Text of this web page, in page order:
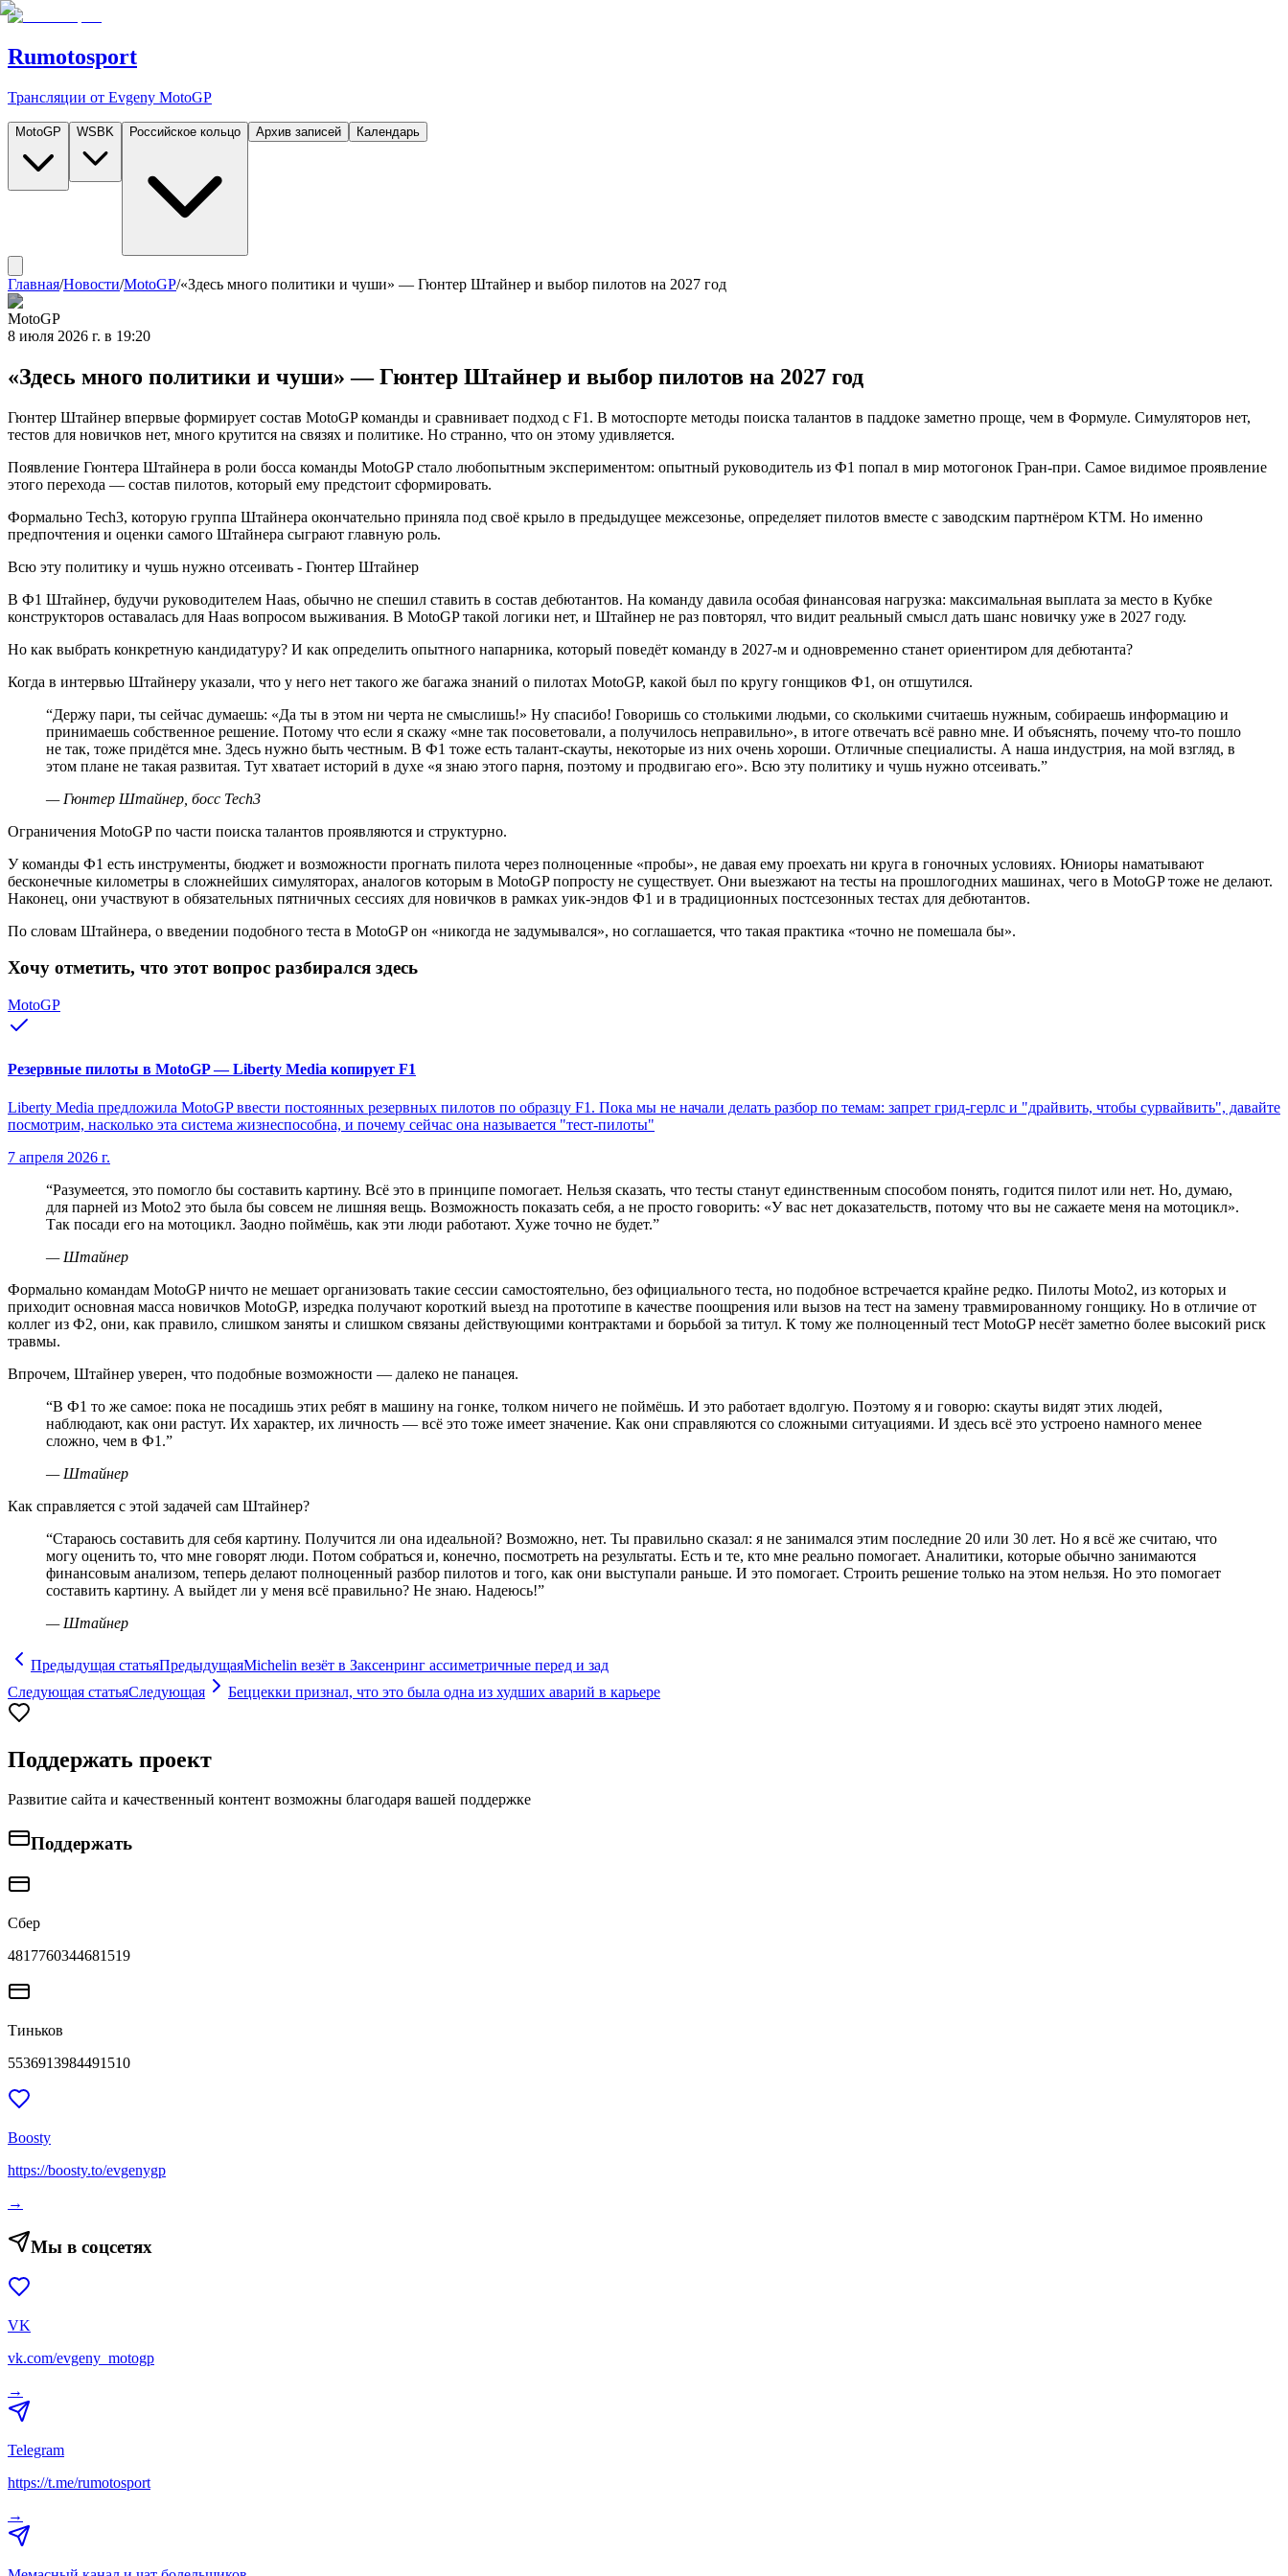
Rumotosport
Трансляции от Evgeny MotoGP
MotoGP WSBK Российское кольцо Архив записей Календарь
Главная/Новости/MotoGP/«Здесь много политики и чуши» — Гюнтер Штайнер и выбор пилотов на 2027 год
MotoGP
8 июля 2026 г. в 19:20
«Здесь много политики и чуши» — Гюнтер Штайнер и выбор пилотов на 2027 год
Гюнтер Штайнер впервые формирует состав MotoGP команды и сравнивает подход с F1. В мотоспорте методы поиска талантов в паддоке заметно проще, чем в Формуле. Симуляторов нет,
тестов для новичков нет, много крутится на связях и политике. Но странно, что он этому удивляется.
Появление Гюнтера Штайнера в роли босса команды MotoGP стало любопытным экспериментом: опытный руководитель из Ф1 попал в мир мотогонок Гран-при. Самое видимое проявление
этого перехода — состав пилотов, который ему предстоит сформировать.
Формально Tech3, которую группа Штайнера окончательно приняла под своё крыло в предыдущее межсезонье, определяет пилотов вместе с заводским партнёром KTM. Но именно
предпочтения и оценки самого Штайнера сыграют главную роль.
Всю эту политику и чушь нужно отсеивать - Гюнтер Штайнер
В Ф1 Штайнер, будучи руководителем Haas, обычно не спешил ставить в состав дебютантов. На команду давила особая финансовая нагрузка: максимальная выплата за место в Кубке
конструкторов оставалась для Haas вопросом выживания. В MotoGP такой логики нет, и Штайнер не раз повторял, что видит реальный смысл дать шанс новичку уже в 2027 году.
Но как выбрать конкретную кандидатуру? И как определить опытного напарника, который поведёт команду в 2027-м и одновременно станет ориентиром для дебютанта?
Когда в интервью Штайнеру указали, что у него нет такого же багажа знаний о пилотах MotoGP, какой был по кругу гонщиков Ф1, он отшутился.
“Держу пари, ты сейчас думаешь: «Да ты в этом ни черта не смыслишь!» Ну спасибо! Говоришь со столькими людьми, со сколькими считаешь нужным, собираешь информацию и
принимаешь собственное решение. Потому что если я скажу «мне так посоветовали, а получилось неправильно», в итоге отвечать всё равно мне. И объяснять, почему что-то пошло
не так, тоже придётся мне. Здесь нужно быть честным. В Ф1 тоже есть талант-скауты, некоторые из них очень хороши. Отличные специалисты. А наша индустрия, на мой взгляд, в
этом плане не такая развитая. Тут хватает историй в духе «я знаю этого парня, поэтому и продвигаю его». Всю эту политику и чушь нужно отсеивать.”
— Гюнтер Штайнер, босс Tech3
Ограничения MotoGP по части поиска талантов проявляются и структурно.
У команды Ф1 есть инструменты, бюджет и возможности прогнать пилота через полноценные «пробы», не давая ему проехать ни круга в гоночных условиях. Юниоры наматывают
бесконечные километры в сложнейших симуляторах, аналогов которым в MotoGP попросту не существует. Они выезжают на тесты на прошлогодних машинах, чего в MotoGP тоже не делают.
Наконец, они участвуют в обязательных пятничных сессиях для новичков в рамках уик-эндов Ф1 и в традиционных постсезонных тестах для дебютантов.
По словам Штайнера, о введении подобного теста в MotoGP он «никогда не задумывался», но соглашается, что такая практика «точно не помешала бы».
Хочу отметить, что этот вопрос разбирался здесь
MotoGP
Резервные пилоты в MotoGP — Liberty Media копирует F1
Liberty Media предложила MotoGP ввести постоянных резервных пилотов по образцу F1. Пока мы не начали делать разбор по темам: запрет грид-герлс и "драйвить, чтобы сурвайвить", давайте
посмотрим, насколько эта система жизнеспособна, и почему сейчас она называется "тест-пилоты"
7 апреля 2026 г.
“Разумеется, это помогло бы составить картину. Всё это в принципе помогает. Нельзя сказать, что тесты станут единственным способом понять, годится пилот или нет. Но, думаю,
для парней из Moto2 это была бы совсем не лишняя вещь. Возможность показать себя, а не просто говорить: «У вас нет доказательств, потому что вы не сажаете меня на мотоцикл».
Так посади его на мотоцикл. Заодно поймёшь, как эти люди работают. Хуже точно не будет.”
— Штайнер
Формально командам MotoGP ничто не мешает организовать такие сессии самостоятельно, без официального теста, но подобное встречается крайне редко. Пилоты Moto2, из которых и
приходит основная масса новичков MotoGP, изредка получают короткий выезд на прототипе в качестве поощрения или вызов на тест на замену травмированному гонщику. Но в отличие от
коллег из Ф2, они, как правило, слишком заняты и слишком связаны действующими контрактами и борьбой за титул. К тому же полноценный тест MotoGP несёт заметно более высокий риск
травмы.
Впрочем, Штайнер уверен, что подобные возможности — далеко не панацея.
“В Ф1 то же самое: пока не посадишь этих ребят в машину на гонке, толком ничего не поймёшь. И это работает вдолгую. Поэтому я и говорю: скауты видят этих людей,
наблюдают, как они растут. Их характер, их личность — всё это тоже имеет значение. Как они справляются со сложными ситуациями. И здесь всё это устроено намного менее
сложно, чем в Ф1.”
— Штайнер
Как справляется с этой задачей сам Штайнер?
“Стараюсь составить для себя картину. Получится ли она идеальной? Возможно, нет. Ты правильно сказал: я не занимался этим последние 20 или 30 лет. Но я всё же считаю, что
могу оценить то, что мне говорят люди. Потом собраться и, конечно, посмотреть на результаты. Есть и те, кто мне реально помогает. Аналитики, которые обычно занимаются
финансовым анализом, теперь делают полноценный разбор пилотов и того, как они выступали раньше. И это помогает. Строить решение только на этом нельзя. Но это помогает
составить картину. А выйдет ли у меня всё правильно? Не знаю. Надеюсь!”
— Штайнер
Предыдущая статьяПредыдущаяMichelin везёт в Заксенринг ассиметричные перед и зад
Следующая статьяСледующая Беццекки признал, что это была одна из худших аварий в карьере
Поддержать проект
Развитие сайта и качественный контент возможны благодаря вашей поддержке
Поддержать
Сбер
4817760344681519
Тиньков
5536913984491510
Boosty
https://boosty.to/evgenygp
→
Мы в соцсетях
VK
vk.com/evgeny_motogp
→
Telegram
https://t.me/rumotosport
→